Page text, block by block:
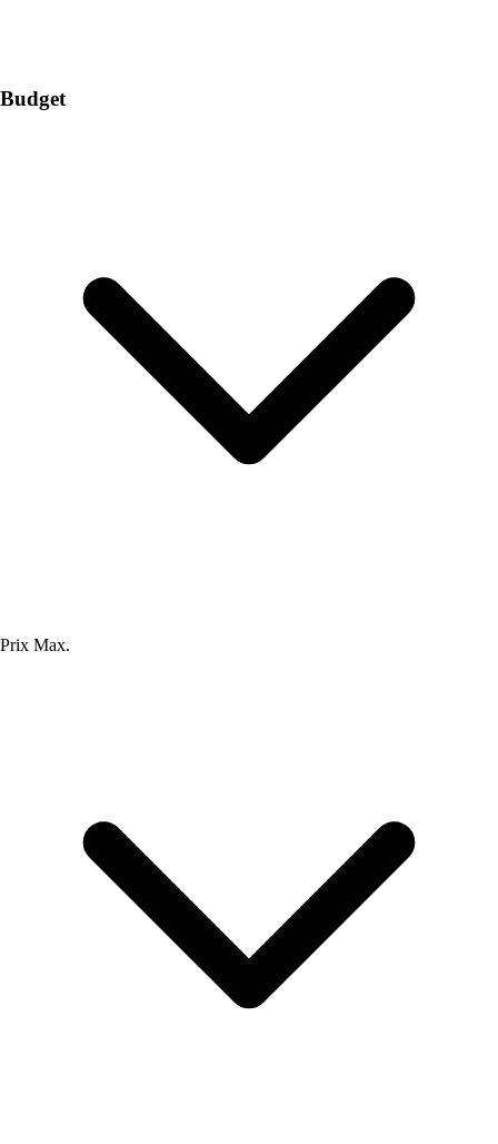
Budget
Prix Max.